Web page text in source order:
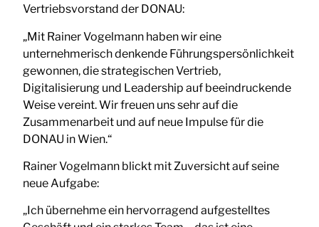
Vertriebsvorstand der DONAU:
„Mit Rainer Vogelmann haben wir eine
unternehmerisch denkende Führungspersönlichkeit
gewonnen, die strategischen Vertrieb,
Digitalisierung und Leadership auf beeindruckende
Weise vereint. Wir freuen uns sehr auf die
Zusammenarbeit und auf neue Impulse für die
DONAU in Wien.“
Rainer Vogelmann blickt mit Zuversicht auf seine
neue Aufgabe:
„Ich übernehme ein hervorragend aufgestelltes